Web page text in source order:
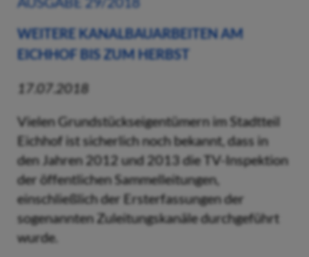
WEITERE KANALBAUARBEITEN AM
EICHHOF BIS ZUM HERBST
17.07.2018
Vielen Grundstückseigentümern im Stadtteil
Eichhof ist sicherlich noch bekannt, dass in
den Jahren 2012 und 2013 die TV-Inspektion
der öffentlichen Sammelleitungen,
einschließlich der Ersterfassungen der
sogenannten Zuleitungskanäle durchgeführt
wurde.